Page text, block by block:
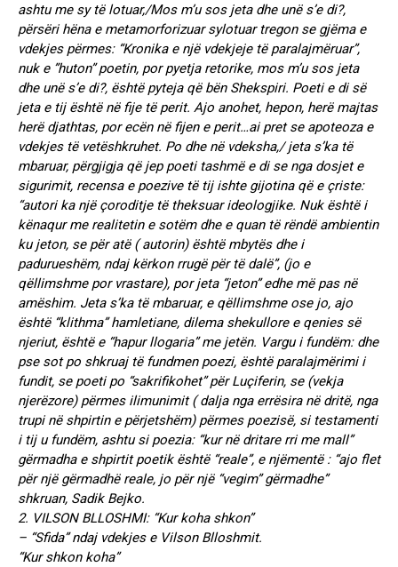
ashtu me sy të lotuar,/Mos m’u sos jeta dhe unë s’e di?,
përsëri hëna e metamorforizuar sylotuar tregon se gjëma e
vdekjes përmes: “Kronika e një vdekjeje të paralajmëruar”,
nuk e ”huton” poetin, por pyetja retorike, mos m’u sos jeta
dhe unë s’e di?, është pyteja që bën Shekspiri. Poeti e di së
jeta e tij është në fije të perit. Ajo anohet, hepon, herë majtas
herë djathtas, por ecën në fijen e perit…ai pret se apoteoza e
vdekjes të vetëshkruhet. Po dhe në vdeksha,/ jeta s’ka të
mbaruar, përgjigja që jep poeti tashmë e di se nga dosjet e
sigurimit, recensa e poezive të tij ishte gijotina që e çriste:
“autori ka një çoroditje të theksuar ideologjike. Nuk është i
kënaqur me realitetin e sotëm dhe e quan të rëndë ambientin
ku jeton, se për atë ( autorin) është mbytës dhe i
padurueshëm, ndaj kërkon rrugë për të dalë”, (jo e
qëllimshme por vrastare), por jeta “jeton” edhe më pas në
amëshim. Jeta s’ka të mbaruar, e qëllimshme ose jo, ajo
është “klithma” hamletiane, dilema shekullore e qenies së
njeriut, është e “hapur llogaria” me jetën. Vargu i fundëm: dhe
pse sot po shkruaj të fundmen poezi, është paralajmërimi i
fundit, se poeti po “sakrifikohet” për Luçiferin, se (vekja
njerëzore) përmes ilimunimit ( dalja nga errësira në dritë, nga
trupi në shpirtin e përjetshëm) përmes poezisë, si testamenti
i tij u fundëm, ashtu si poezia: “kur në dritare rri me mall”
gërmadha e shpirtit poetik është “reale”, e njëmentë : “ajo flet
për një gërmadhë reale, jo për një “vegim” gërmadhe”
shkruan, Sadik Bejko.
2. VILSON BLLOSHMI: “Kur koha shkon”
– “Sfida” ndaj vdekjes e Vilson Blloshmit.
“Kur shkon koha”